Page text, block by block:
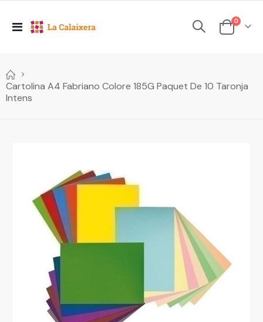
Toggle
Cesta
0elements
Cartolina A4 Fabriano Colore 185G Paquet De 10 Taronja
Intens